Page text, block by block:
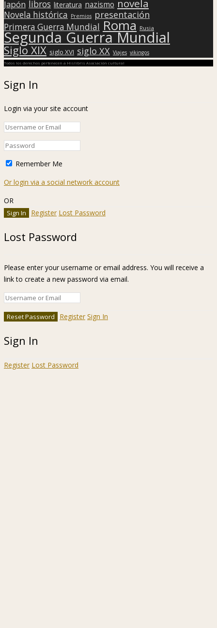
Japón libros literatura nazismo novela
Novela histórica Premios presentación
Primera Guerra Mundial Roma Rusia
Segunda Guerra Mundial
Siglo XIX siglo XVI siglo XX Viajes vikingos
Todos los derechos pertenecen a Hislibris Asociación cultural
Sign In
Login via your site account
Remember Me
Or login via a social network account
OR
Register Lost Password
Lost Password
Please enter your username or email address. You will receive a
link to create a new password via email.
Register Sign In
Sign In
Register Lost Password